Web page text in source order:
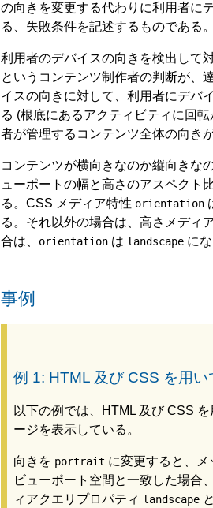
の向きを変更する代わりに利用者に
る、失敗条件を記述するものである。
利用者のデバイスの向きを検出して
というコンテンツ制作者の判断が、
イスの向きに対して、利用者にデバ
る (根底にあるアクティビティに回
者が管理するコンテンツ全体の向き
コンテンツが横向きなのか縦向きな
ューポートの幅と高さのアスペクト
る。CSS メディア特性 orientation
る。それ以外の場合は、高さメディ
合は、 orientation は landscape にな
事例
例 1: HTML 及び CSS を用
以下の例では、HTML 及び CSS を
ージを表示している。
向きを portrait に変更すると、メ
ビューポート空間と一致した場合
ィアクエリプロパティ landscape と